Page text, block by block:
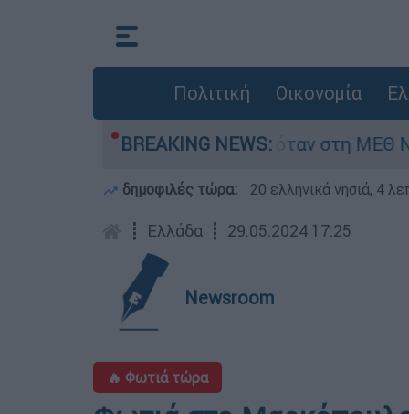
Πολιτική Οικονομία
BREAKING NEWS:
8 ημερών - Νοσηλευόταν στη ΜΕΘ
δημοφιλές τώρα: 20 ελληνικά νησιά, 4
┋ Ελλάδα ┋ 29.05.2024 17:25
Newsroom
🔥 Φωτιά τώρα